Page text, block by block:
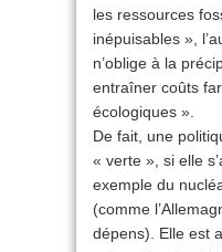
les ressources
inépuisables »,
n’oblige à la
entraîner coûts
écologiques ».
De fait, une
« verte », si elle
exemple du
(comme
dépens). Elle est